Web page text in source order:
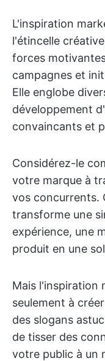
L'inspiration
l'étincelle
forces
campagnes et
Elle englobe
développement
convaincants et
Considérez-le
votre marque à
vos concurrents.
transforme une
expérience, une
produit en une
Mais l'inspiration
seulement à
des slogans
de tisser des
votre public à un